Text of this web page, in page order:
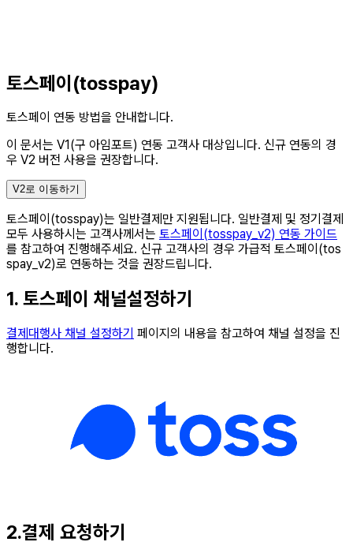
토스페이(tosspay)
토스페이 연동 방법을 안내합니다.
이 문서는 V1(구 아임포트) 연동 고객사 대상입니다. 신규 연동의 경
우 V2 버전 사용을 권장합니다.
V2로 이동하기
토스페이(tosspay)는 일반결제만 지원됩니다. 일반결제 및 정기결제
모두 사용하시는 고객사께서는 토스페이(tosspay_v2) 연동 가이드
를 참고하여 진행해주세요. 신규 고객사의 경우 가급적 토스페이(tos
spay_v2)로 연동하는 것을 권장드립니다.
1. 토스페이 채널설정하기
결제대행사 채널 설정하기 페이지의 내용을 참고하여 채널 설정을 진
행합니다.
2.결제 요청하기